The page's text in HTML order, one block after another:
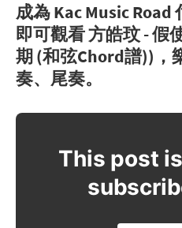
成為 Kac Music
即可觀看 方皓玟 - 假
期 (和弦Chord譜))，
奏、尾奏。
This post